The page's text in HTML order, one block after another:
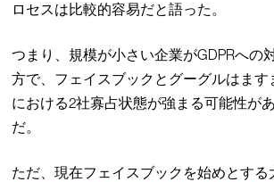
ロセスは比較的容易だと語った。
つまり、規模が小さい企業がGDPRへの
方で、フェイスブックとグーグルはます
における2社寡占状態が強まる可能性が
だ。
ただ、現在フェイスブックを始めとする